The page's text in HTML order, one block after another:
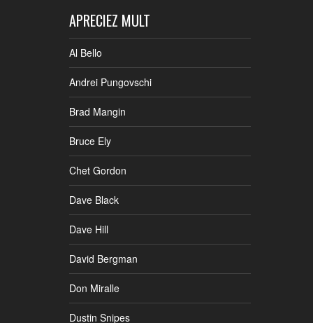
APRECIEZ MULT
Al Bello
Andrei Pungovschi
Brad Mangin
Bruce Ely
Chet Gordon
Dave Black
Dave Hill
David Bergman
Don Miralle
Dustin Snipes